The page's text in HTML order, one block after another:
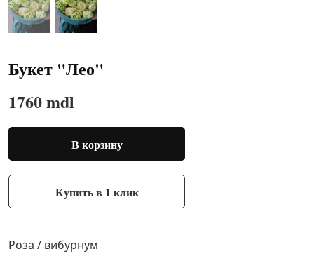
Букет "Лео"
1760 mdl
В корзину
Купить в 1 клик
Роза / вибурнум